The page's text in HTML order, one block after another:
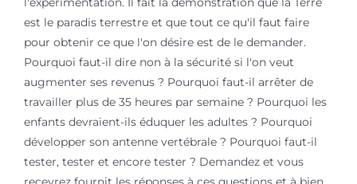
est le paradis terrestre et que tout ce qu'il faut faire
pour obtenir ce que l'on désire est de le demander.
Pourquoi faut-il dire non à la sécurité si l'on veut
augmenter ses revenus ? Pourquoi faut-il arrêter de
travailler plus de 35 heures par semaine ? Pourquoi les
enfants devraient-ils éduquer les adultes ? Pourquoi
développer son antenne vertébrale ? Pourquoi faut-il
tester, tester et encore tester ? Demandez et vous